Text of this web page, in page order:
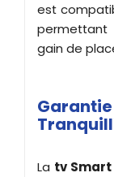
est
permettant
gain de
La tv Smart